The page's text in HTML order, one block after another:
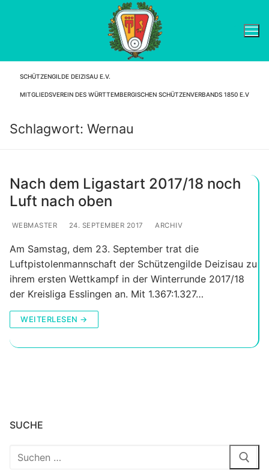
SCHÜTZENGILDE DEIZISAU E.V.
MITGLIEDSVEREIN DES WÜRTTEMBERGISCHEN SCHÜTZENVERBANDS 1850 E.V
Schlagwort: Wernau
Nach dem Ligastart 2017/18 noch
Luft nach oben
WEBMASTER 24. SEPTEMBER 2017 ARCHIV
Am Samstag, dem 23. September trat die
Luftpistolenmannschaft der Schützengilde Deizisau zu
ihrem ersten Wettkampf in der Winterrunde 2017/18
der Kreisliga Esslingen an. Mit 1.367:1.327…
WEITERLESEN →
SUCHE
Suchen